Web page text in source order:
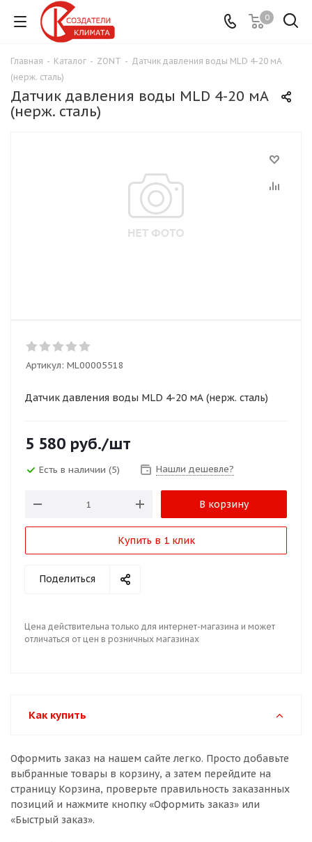
0
Главная - Каталог - ZONT - Датчик давления воды MLD 4-20 мА
(нерж. сталь)
Датчик давления воды MLD 4-20 мА
(нерж. сталь)
Артикул: ML00005518
Датчик давления воды MLD 4-20 мА (нерж. сталь)
5 580 руб./шт
Есть в наличии (5) Нашли дешевле?
В корзину
Купить в 1 клик
Поделиться
Цена действительна только для интернет-магазина и может
отличаться от цен в розничных магазинах
Как купить
Оформить заказ на нашем сайте легко. Просто добавьте
выбранные товары в корзину, а затем перейдите на
страницу Корзина, проверьте правильность заказанных
позиций и нажмите кнопку «Оформить заказ» или
«Быстрый заказ».